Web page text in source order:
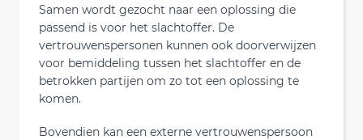
Samen wordt gezocht naar een oplossing die
passend is voor het slachtoffer. De
vertrouwenspersonen kunnen ook doorverwijzen
voor bemiddeling tussen het slachtoffer en de
betrokken partijen om zo tot een oplossing te
komen.
Bovendien kan een externe vertrouwenspersoon